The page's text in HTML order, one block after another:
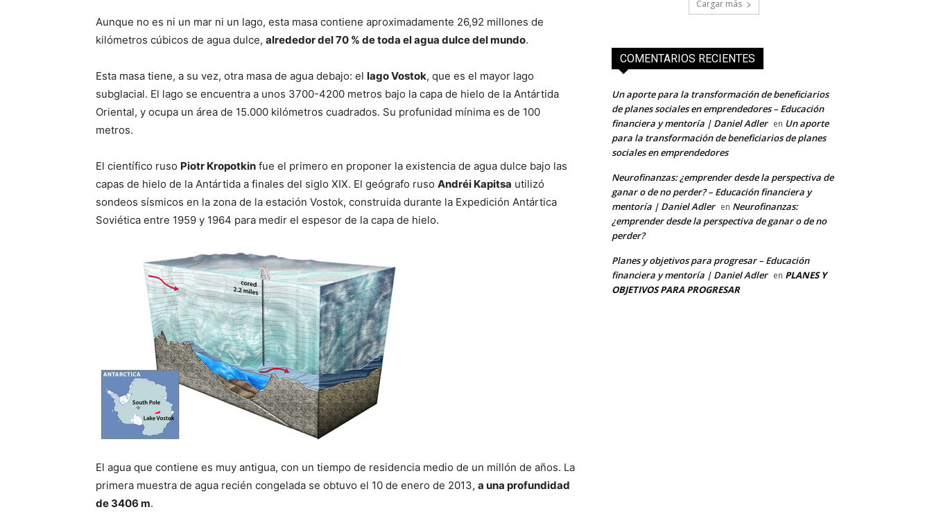
Aunque no es ni un mar ni un lago, esta masa contiene aproximadamente 26,92 millones de
kilómetros cúbicos de agua dulce, alrededor del 70 % de toda el agua dulce del mundo.
Esta masa tiene, a su vez, otra masa de agua debajo: el lago Vostok, que es el mayor lago
subglacial. El lago se encuentra a unos 3700-4200 metros bajo la capa de hielo de la Antártida
Oriental, y ocupa un área de 15.000 kilómetros cuadrados. Su profunidad mínima es de 100
metros.
El científico ruso Piotr Kropotkin fue el primero en proponer la existencia de agua dulce bajo las
capas de hielo de la Antártida a finales del siglo XIX. El geógrafo ruso Andréi Kapitsa utilizó
sondeos sísmicos en la zona de la estación Vostok, construida durante la Expedición Antártica
Soviética entre 1959 y 1964 para medir el espesor de la capa de hielo.
El agua que contiene es muy antigua, con un tiempo de residencia medio de un millón de años. La
primera muestra de agua recién congelada se obtuvo el 10 de enero de 2013, a una profundidad
de 3406 m.
Cargar más
COMENTARIOS RECIENTES
Un aporte para la transformación de beneficiarios
de planes sociales en emprendedores – Educación
financiera y mentoría | Daniel Adler en Un aporte
para la transformación de beneficiarios de planes
sociales en emprendedores
Neurofinanzas: ¿emprender desde la perspectiva de
ganar o de no perder? – Educación financiera y
mentoría | Daniel Adler en Neurofinanzas:
¿emprender desde la perspectiva de ganar o de no
perder?
Planes y objetivos para progresar – Educación
financiera y mentoría | Daniel Adler en PLANES Y
OBJETIVOS PARA PROGRESAR